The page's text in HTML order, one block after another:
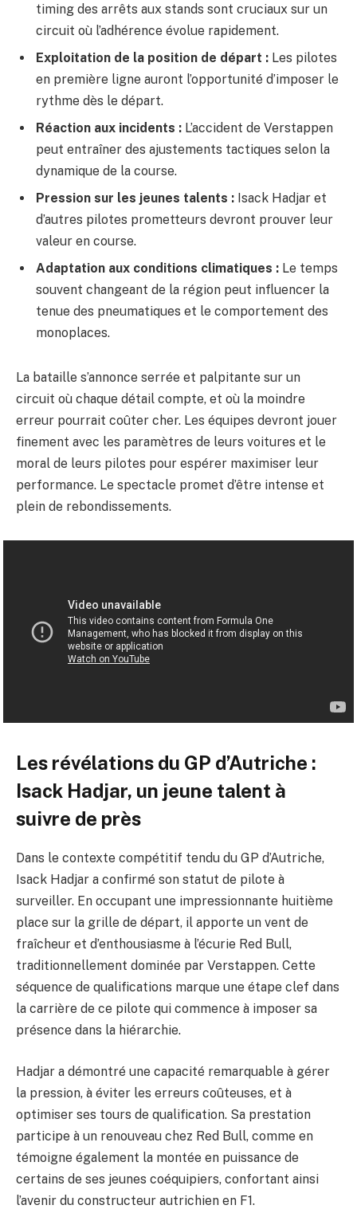
timing des arrêts aux stands sont cruciaux sur un
circuit où l’adhérence évolue rapidement.
Exploitation de la position de départ : Les pilotes
en première ligne auront l’opportunité d’imposer le
rythme dès le départ.
Réaction aux incidents : L’accident de Verstappen
peut entraîner des ajustements tactiques selon la
dynamique de la course.
Pression sur les jeunes talents : Isack Hadjar et
d’autres pilotes prometteurs devront prouver leur
valeur en course.
Adaptation aux conditions climatiques : Le temps
souvent changeant de la région peut influencer la
tenue des pneumatiques et le comportement des
monoplaces.
La bataille s’annonce serrée et palpitante sur un
circuit où chaque détail compte, et où la moindre
erreur pourrait coûter cher. Les équipes devront jouer
finement avec les paramètres de leurs voitures et le
moral de leurs pilotes pour espérer maximiser leur
performance. Le spectacle promet d’être intense et
plein de rebondissements.
Les révélations du GP d’Autriche :
Isack Hadjar, un jeune talent à
suivre de près
Dans le contexte compétitif tendu du GP d’Autriche,
Isack Hadjar a confirmé son statut de pilote à
surveiller. En occupant une impressionnante huitième
place sur la grille de départ, il apporte un vent de
fraîcheur et d’enthousiasme à l’écurie Red Bull,
traditionnellement dominée par Verstappen. Cette
séquence de qualifications marque une étape clef dans
la carrière de ce pilote qui commence à imposer sa
présence dans la hiérarchie.
Hadjar a démontré une capacité remarquable à gérer
la pression, à éviter les erreurs coûteuses, et à
optimiser ses tours de qualification. Sa prestation
participe à un renouveau chez Red Bull, comme en
témoigne également la montée en puissance de
certains de ses jeunes coéquipiers, confortant ainsi
l’avenir du constructeur autrichien en F1.